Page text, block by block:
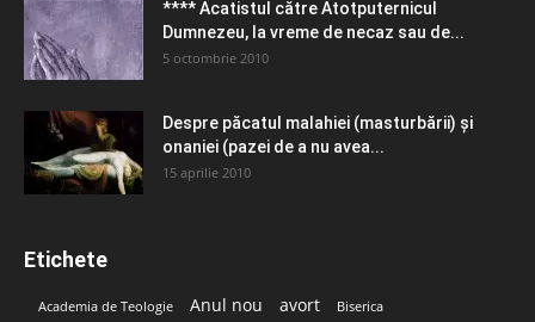
**** Acatistul către Atotputernicul
Dumnezeu, la vreme de necaz sau de...
5 octombrie 2010
Despre păcatul malahiei (masturbării) şi
onaniei (pazei de a nu avea...
15 aprilie 2010
Etichete
Academia de Teologie Anul nou avort Biserica